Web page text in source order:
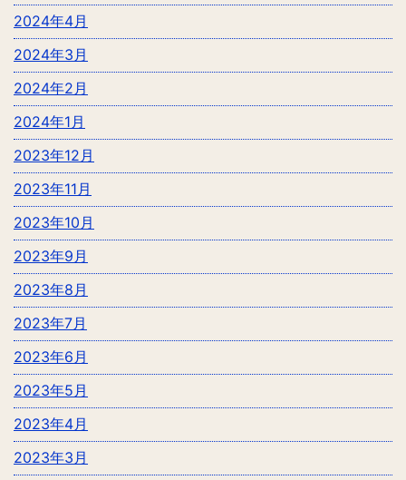
2024年4月
2024年3月
2024年2月
2024年1月
2023年12月
2023年11月
2023年10月
2023年9月
2023年8月
2023年7月
2023年6月
2023年5月
2023年4月
2023年3月